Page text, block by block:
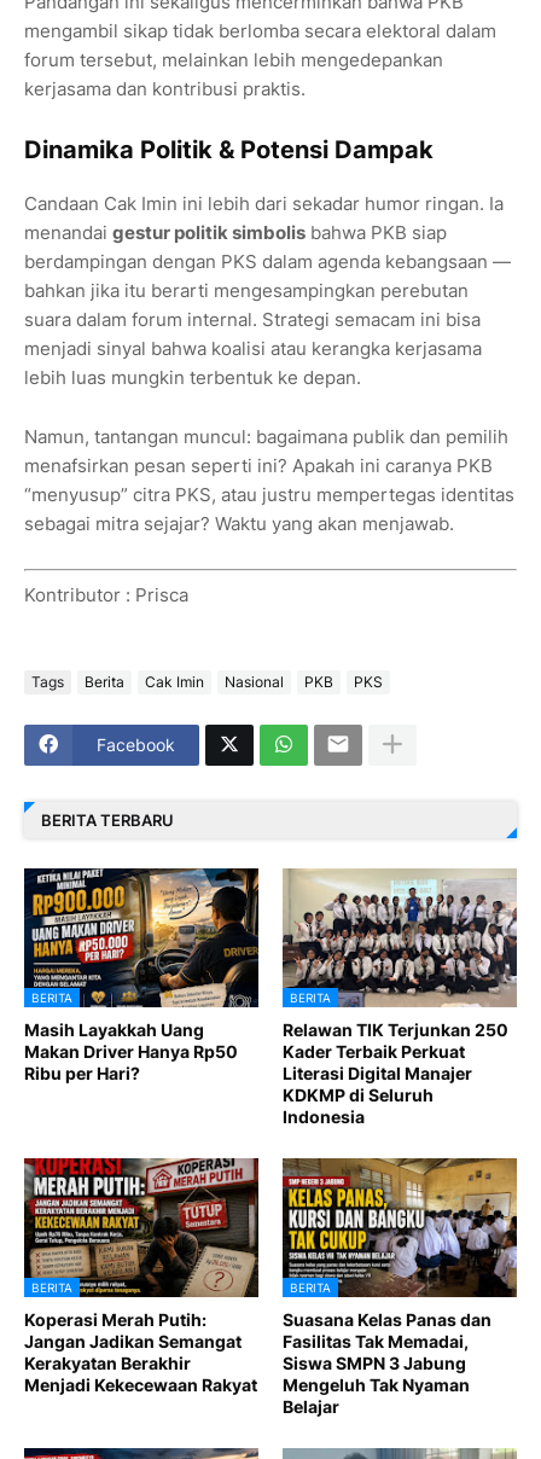
mengambil sikap tidak berlomba secara elektoral dalam
forum tersebut, melainkan lebih mengedepankan
kerjasama dan kontribusi praktis.
Dinamika Politik & Potensi Dampak
Candaan Cak Imin ini lebih dari sekadar humor ringan. Ia
menandai gestur politik simbolis bahwa PKB siap
berdampingan dengan PKS dalam agenda kebangsaan —
bahkan jika itu berarti mengesampingkan perebutan
suara dalam forum internal. Strategi semacam ini bisa
menjadi sinyal bahwa koalisi atau kerangka kerjasama
lebih luas mungkin terbentuk ke depan.
Namun, tantangan muncul: bagaimana publik dan pemilih
menafsirkan pesan seperti ini? Apakah ini caranya PKB
“menyusup” citra PKS, atau justru mempertegas identitas
sebagai mitra sejajar? Waktu yang akan menjawab.
Kontributor : Prisca
Tags Berita Cak Imin Nasional PKB PKS
Facebook
BERITA TERBARU
BERITA
Masih Layakkah Uang
Makan Driver Hanya Rp50
Ribu per Hari?
BERITA
Relawan TIK Terjunkan 250
Kader Terbaik Perkuat
Literasi Digital Manajer
KDKMP di Seluruh
Indonesia
BERITA
Koperasi Merah Putih:
Jangan Jadikan Semangat
Kerakyatan Berakhir
Menjadi Kekecewaan Rakyat
BERITA
Suasana Kelas Panas dan
Fasilitas Tak Memadai,
Siswa SMPN 3 Jabung
Mengeluh Tak Nyaman
Belajar